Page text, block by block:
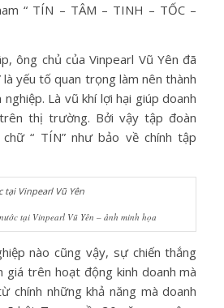
“ TÍN – TÂM – TINH – TỐC –
ông chủ của Vinpearl Vũ Yên đã
là yếu tố quan trọng làm nên thành
Là vũ khí lợi hại giúp doanh
thị trường. Bởi vậy tập đoàn
“ TÍN” như bảo về chính tập
tại Vinpearl Vũ Yên – ảnh minh họa
nào cũng vậy, sự chiến thắng
giá trên hoạt động kinh doanh mà
chính những khả năng mà doanh